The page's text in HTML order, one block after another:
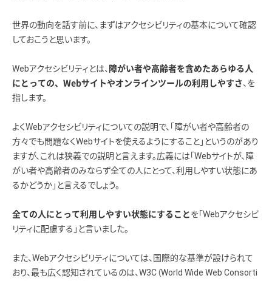
世界の動向を話す前に、まずはアクセシビリティの基本について確認
しておこうと思います。
Webアクセシビリティとは、 障がい者や高齢者を含めたあらゆる人
にとっての、Webサイトやオンラインツールの利用しやすさ 、を
指します。
よくWebアクセシビリティについての説明で、「障がい者や高齢者の
方々でも問題なくWebサイトを使えるようにすること」というのがあり
ますが、これは狭義での説明と言えます。広義には「Webサイトが、障
がい者や高齢者のみならず全ての人にとって、利用しやすい状態にあ
るかどうか」と言えるでしょう。
全ての人にとって利用しやすい状態にすること を「Webアクセシビ
リティに配慮する」と言いました。
また、Webアクセシビリティについては、国際的な基準が設けられて
おり、最も広く認知されているのは、W3C（World Wide Web Consorti